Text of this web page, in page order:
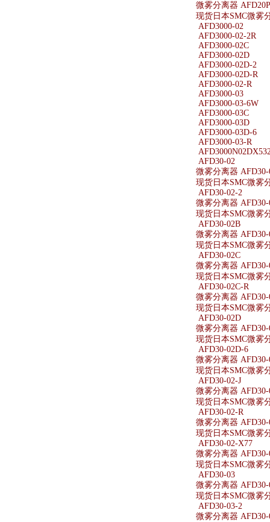
微雾分离器
现货日本SMC微雾
AFD3000-02
AFD3000-02-2R
AFD3000-02C
AFD3000-02D
AFD3000-02D-2
AFD3000-02D-R
AFD3000-02-R
AFD3000-03
AFD3000-03-6W
AFD3000-03C
AFD3000-03D
AFD3000-03D-6
AFD3000-03-R
AFD30-02
微雾分离器 AFD30-
现货日本SMC微雾
AFD30-02-2
微雾分离器 AFD30-
现货日本SMC微雾
AFD30-02B
微雾分离器 AFD30-
现货日本SMC微雾
AFD30-02C
微雾分离器 AFD30-
现货日本SMC微雾
AFD30-02C-R
微雾分离器 AFD30-
现货日本SMC微雾
AFD30-02D
微雾分离器 AFD30-
现货日本SMC微雾
AFD30-02D-6
微雾分离器 AFD30-
现货日本SMC微雾
AFD30-02-J
微雾分离器 AFD30-
现货日本SMC微雾
AFD30-02-R
微雾分离器 AFD30-
现货日本SMC微雾
AFD30-02-X77
微雾分离器 AFD30-
现货日本SMC微雾
AFD30-03
微雾分离器 AFD30-
现货日本SMC微雾
AFD30-03-2
微雾分离器 AFD30-